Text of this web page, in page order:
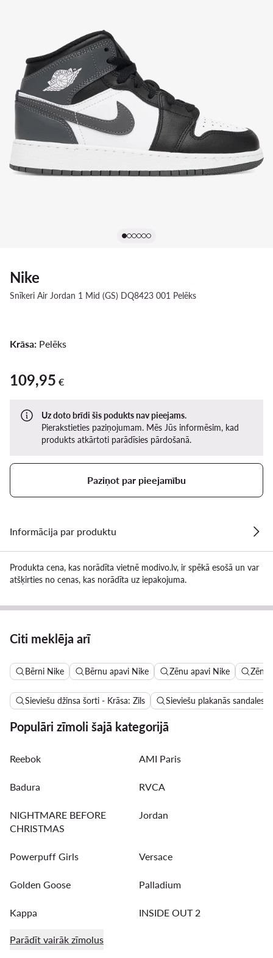
Nike
Snīkeri Air Jordan 1 Mid (GS) DQ8423 001 Pelēks
Krāsa: Pelēks
109,95 €
109,95 €
Uz doto brīdi šis podukts nav pieejams.
Pierakstieties paziņojumam. Mēs Jūs informēsim, kad
produkts atkārtoti parādīsies pārdošanā.
Paziņot par pieejamību
Informācija par produktu
Produkta cena, kas norādīta vietnē modivo.lv, ir spēkā esošā un var
atšķirties no cenas, kas norādīta uz iepakojuma.
Citi meklēja arī
Bērni Nike Bērnu apavi Nike Zēnu apavi Nike Zēnu
Sieviešu džinsa šorti - Krāsa: Zils Sieviešu plakanās sandales
Populāri zīmoli šajā kategorijā
Reebok AMI Paris
Badura RVCA
NIGHTMARE BEFORE
CHRISTMAS
Jordan
Powerpuff Girls Versace
Golden Goose Palladium
Kappa INSIDE OUT 2
Parādīt vairāk zīmolus